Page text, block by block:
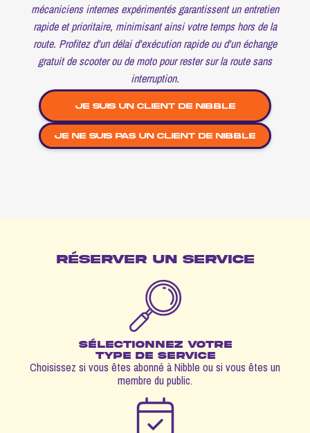
mécaniciens internes expérimentés garantissent un entretien
rapide et prioritaire, minimisant ainsi votre temps hors de la
route. Profitez d'un délai d'exécution rapide ou d'un échange
gratuit de scooter ou de moto pour rester sur la route sans
interruption.
JE SUIS UN CLIENT DE NIBBLE
JE NE SUIS PAS UN CLIENT DE NIBBLE
RÉSERVER UN SERVICE
SÉLECTIONNEZ VOTRE
TYPE DE SERVICE
Choisissez si vous êtes abonné à Nibble ou si vous êtes un
membre du public.